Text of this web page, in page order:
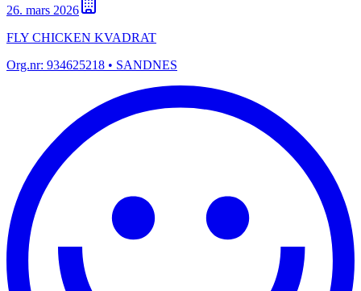
26. mars 2026
FLY CHICKEN KVADRAT
Org.nr: 934625218 • SANDNES